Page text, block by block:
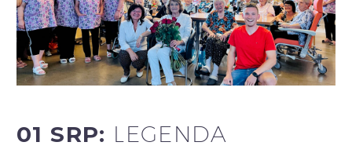
01 SRP: LEGENDA